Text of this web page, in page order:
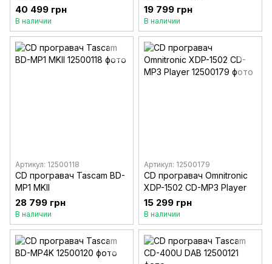
40 499 грн
В наличии
19 799 грн
В наличии
Артикул: 12500118
CD програвач Tascam BD-
MP1 MKII
28 799 грн
В наличии
Артикул: 12500179
CD програвач Omnitronic
XDP-1502 CD-MP3 Player
15 299 грн
В наличии